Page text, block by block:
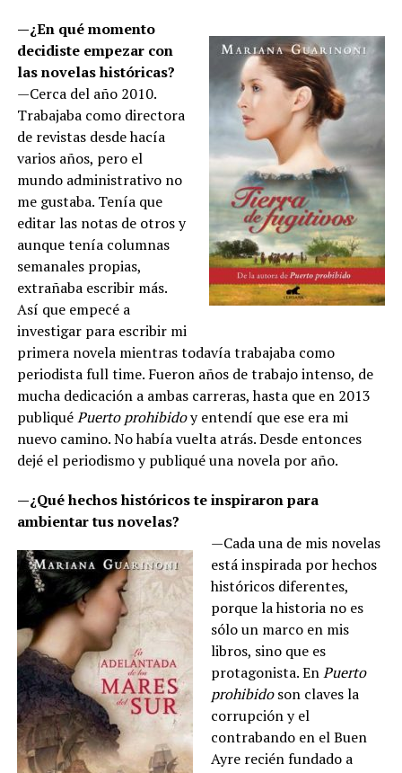
—¿En qué momento
decidiste empezar con
las novelas históricas?
—Cerca del año 2010.
Trabajaba como directora
de revistas desde hacía
varios años, pero el
mundo administrativo no
me gustaba. Tenía que
editar las notas de otros y
aunque tenía columnas
semanales propias,
extrañaba escribir más.
Así que empecé a
investigar para escribir mi
primera novela mientras todavía trabajaba como
periodista full time. Fueron años de trabajo intenso, de
mucha dedicación a ambas carreras, hasta que en 2013
publiquéPuerto prohibidoy entendí que ese era mi
nuevo camino. No había vuelta atrás. Desde entonces
dejé el periodismo y publiqué una novela por año.
—¿Qué hechos históricos te inspiraron para
ambientar tus novelas?
—Cada una de mis novelas
está inspirada por hechos
históricos diferentes,
porque la historia no es
sólo un marco en mis
libros, sino que es
protagonista. EnPuerto
prohibidoson claves la
corrupción y el
contrabando en el Buen
Ayre recién fundado a